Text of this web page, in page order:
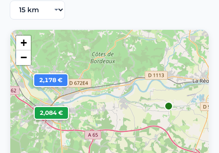
2,084 €
2,178 €
+
−